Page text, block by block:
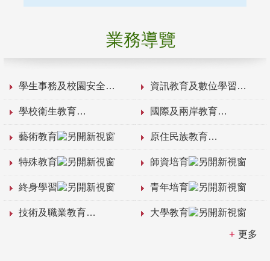
業務導覽
學生事務及校園安全 資訊教育及數位學習
學校衛生教育 國際及兩岸教育
藝術教育 原住民族教育
特殊教育 師資培育
終身學習 青年培育
技術及職業教育 大學教育
更多